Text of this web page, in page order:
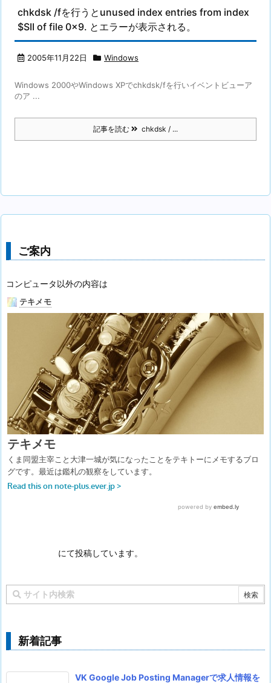
chkdsk /fを行うとunused index entries from index
$SII of file 0x9. とエラーが表示される。
2005年11月22日 Windows
Windows 2000やWindows XPでchkdsk/fを行いイベントビューア
のア ...
記事を読む chkdsk / ...
ご案内
コンピュータ以外の内容は
にて投稿しています。
新着記事
VK Google Job Posting Managerで求人情報を